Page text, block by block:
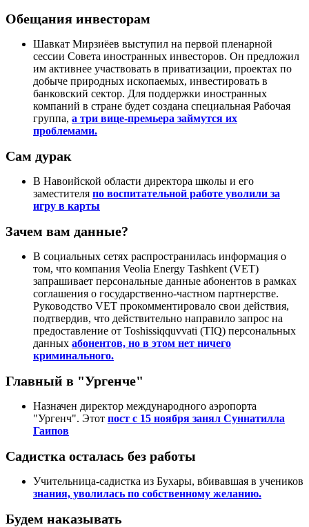
Обещания инвесторам
Шавкат Мирзиёев выступил на первой пленарной
сессии Совета иностранных инвесторов. Он предложил
им активнее участвовать в приватизации, проектах по
добыче природных ископаемых, инвестировать в
банковский сектор. Для поддержки иностранных
компаний в стране будет создана специальная Рабочая
группа, а три вице-премьера займутся их
проблемами.
Сам дурак
В Навоийской области директора школы и его
заместителя по воспитательной работе уволили за
игру в карты
Зачем вам данные?
В социальных сетях распространилась информация о
том, что компания Veolia Energy Tashkent (VET)
запрашивает персональные данные абонентов в рамках
соглашения о государственно-частном партнерстве.
Руководство VET прокомментировало свои действия,
подтвердив, что действительно направило запрос на
предоставление от Toshissiqquvvati (TIQ) персональных
данных абонентов, но в этом нет ничего
криминального.
Главный в "Ургенче"
Назначен директор международного аэропорта
"Ургенч". Этот пост с 15 ноября занял Суннатилла
Гаипов
Садистка осталась без работы
Учительница-садистка из Бухары, вбивавшая в учеников
знания, уволилась по собственному желанию.
Будем наказывать